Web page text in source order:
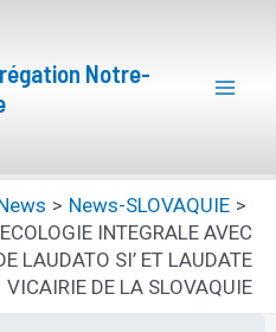
Notre-
News-SLOVAQUIE
INTEGRALE AVEC
LAUDATO SI’ ET LAUDATE
VICAIRIE DE LA SLOVAQUIE